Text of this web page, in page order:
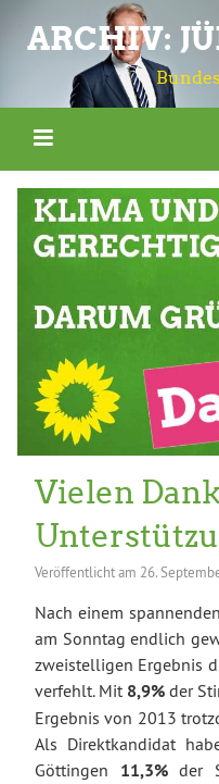
ARCHIV:
Vielen
Veröffentlicht am 26.
Nach einem
am Sonntag endlich
zweistelligen Ergebnis
verfehlt. Mit 8,9% der
Ergebnis von 2013
Als Direktkandidat
Göttingen 11,3%der